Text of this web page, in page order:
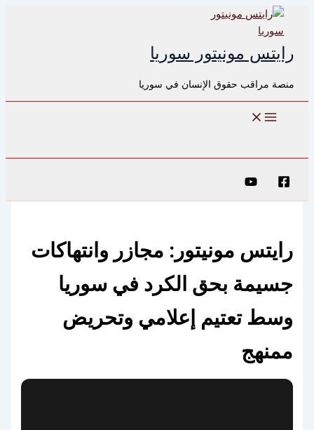
تخطي
المحتوى
رايتس مونيتور سوريا
منصة مراقب حقوق الإنسان في سوريا
رايتس مونيتور: مجازر وانتهاكات
جسيمة بحق الكرد في سوريا
وسط تعتيم إعلامي وتحريض
ممنهج